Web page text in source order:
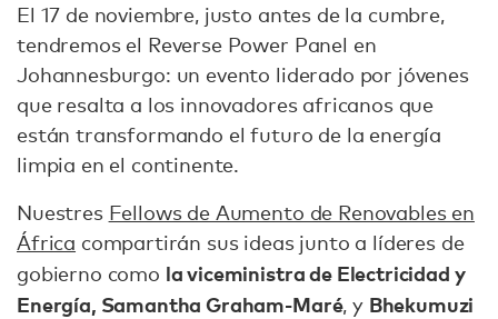
El 17 de noviembre, justo antes de la cumbre,
tendremos el Reverse Power Panel en
Johannesburgo: un evento liderado por jóvenes
que resalta a los innovadores africanos que
están transformando el futuro de la energía
limpia en el continente.
Nuestres Fellows de Aumento de Renovables en
África compartirán sus ideas junto a líderes de
gobierno como la viceministra de Electricidad y
Energía, Samantha Graham-Maré, y Bhekumuzi